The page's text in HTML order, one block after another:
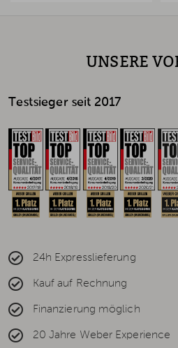
UNSERE
Testsieger seit 2017
24h Expresslieferung
Kauf auf Rechnung
Finanzierung möglich
20 Jahre Weber Experience